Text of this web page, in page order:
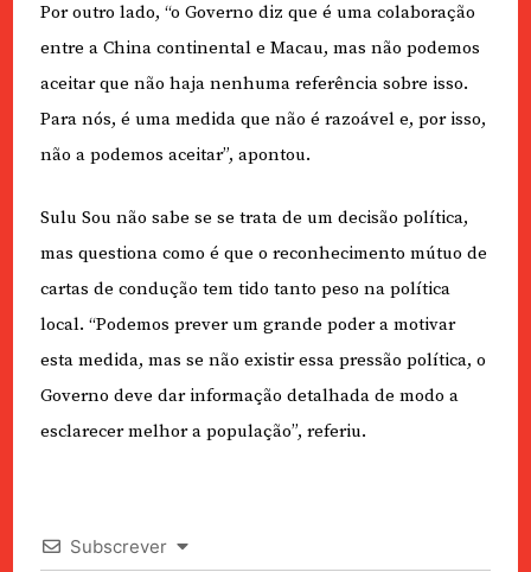
Por outro lado, “o Governo diz que é uma colaboração
entre a China continental e Macau, mas não podemos
aceitar que não haja nenhuma referência sobre isso.
Para nós, é uma medida que não é razoável e, por isso,
não a podemos aceitar”, apontou.
Sulu Sou não sabe se se trata de um decisão política,
mas questiona como é que o reconhecimento mútuo de
cartas de condução tem tido tanto peso na política
local. “Podemos prever um grande poder a motivar
esta medida, mas se não existir essa pressão política, o
Governo deve dar informação detalhada de modo a
esclarecer melhor a população”, referiu.
Subscrever